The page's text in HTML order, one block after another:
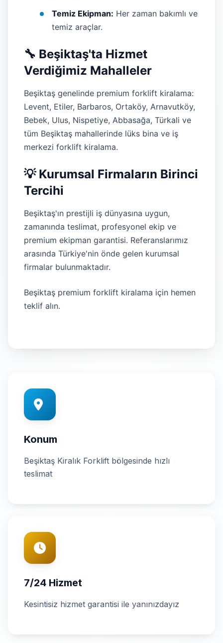
Temiz Ekipman: Her zaman bakımlı ve
temiz araçlar.
🔧 Beşiktaş'ta Hizmet
Verdiğimiz Mahalleler
Beşiktaş genelinde premium forklift kiralama:
Levent, Etiler, Barbaros, Ortaköy, Arnavutköy,
Bebek, Ulus, Nispetiye, Abbasağa, Türkali ve
tüm Beşiktaş mahallerinde lüks bina ve iş
merkezi forklift kiralama.
💡 Kurumsal Firmaların Birinci
Tercihi
Beşiktaş'ın prestijli iş dünyasına uygun,
zamanında teslimat, profesyonel ekip ve
premium ekipman garantisi. Referanslarımız
arasında Türkiye'nin önde gelen kurumsal
firmalar bulunmaktadır.
Beşiktaş premium forklift kiralama için hemen
teklif alın.
Konum
Beşiktaş Kiralık Forklift bölgesinde hızlı
teslimat
7/24 Hizmet
Kesintisiz hizmet garantisi ile yanınızdayız